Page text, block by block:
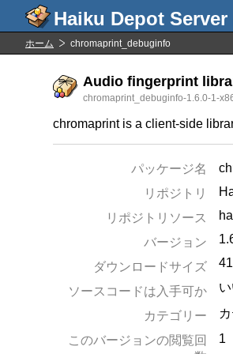
ホーム chromaprint_debuginfo
Audio fingerprint
chromaprint_debuginfo-1.6.0-1-
chromaprint is a client-side
パッケージ名
リポジトリ
リポジトリソース
バージョン
ダウンロードサイズ
ソースコードは入手可か い
カテゴリー
このバージョンの閲覧回
1